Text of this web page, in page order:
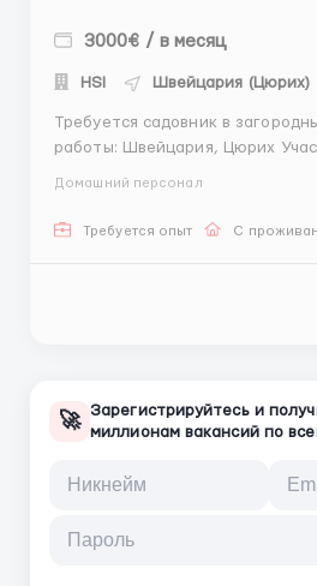
3000€ / в месяц
HSI Швейцария (Цюрих)
Требуется садовник в загородный
работы: Швейцария, Цюрих Участок 25 соток.
Комплексный уход за садом и
Домашний персонал
Требуется опыт С
🚀 Зарегистрируйтесь и
миллионам вакансий по